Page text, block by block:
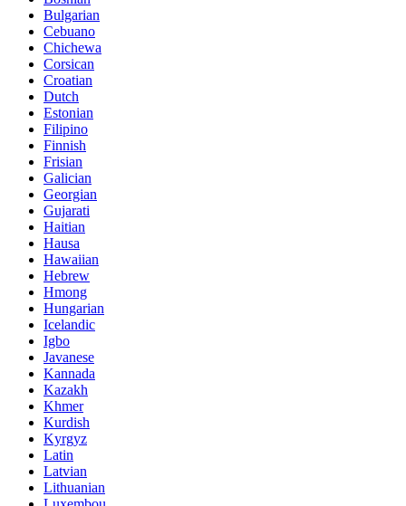
Bulgarian
Cebuano
Chichewa
Corsican
Croatian
Dutch
Estonian
Filipino
Finnish
Frisian
Galician
Georgian
Gujarati
Haitian
Hausa
Hawaiian
Hebrew
Hmong
Hungarian
Icelandic
Igbo
Javanese
Kannada
Kazakh
Khmer
Kurdish
Kyrgyz
Latin
Latvian
Lithuanian